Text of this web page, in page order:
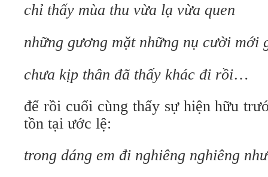
chỉ thấy mùa thu vừa lạ vừa quen
những gương mặt những nụ cười mới
chưa kịp thân đã thấy khác đi rồi…
để rồi cuối cùng thấy sự hiện hữu
tồn tại ước lệ:
trong dáng em đi nghiêng nghiêng